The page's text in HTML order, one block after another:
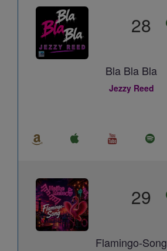
28
Bla Bla Bla
Jezzy Reed
29
Flamingo-Song